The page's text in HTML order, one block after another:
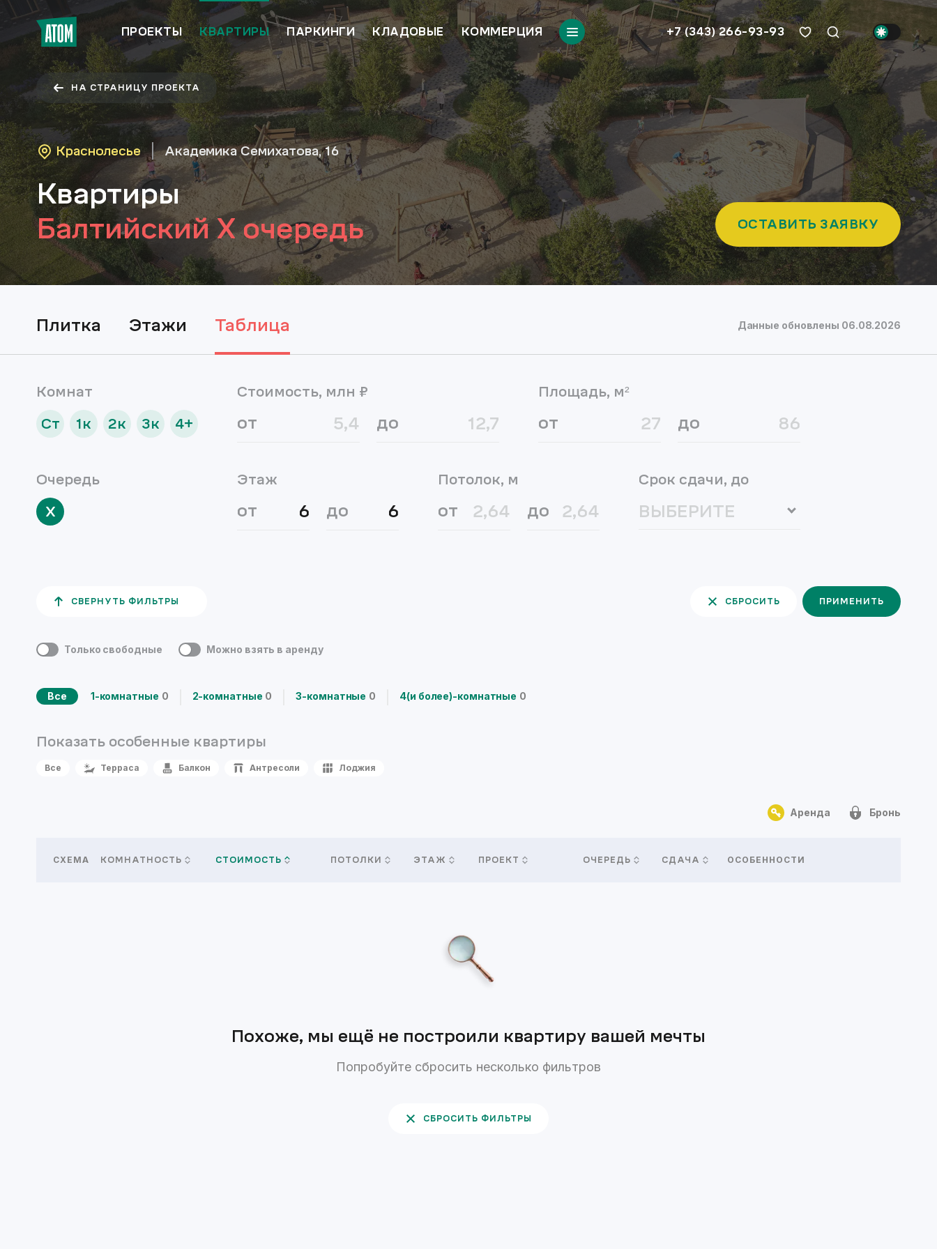
ПРОЕКТЫ КВАРТИРЫ ПАРКИНГИ КЛАДОВЫЕ КОММЕРЦИЯ +7 (343) 266-93-93
НА СТРАНИЦУ ПРОЕКТА
Краснолесье Академика Семихатова, 16
Квартиры
Балтийский X очередь
ОСТАВИТЬ ЗАЯВКУ
плитка этажи таблица Данные обновлены 06.08.2026
Комнат
Ст
1к 2к 3к 4+
Стоимость, млн ₽
от до
Площадь, м²
от до
Очередь
X
Этаж
от до
Потолок, м
от до
Срок сдачи, до
СВЕРНУТЬ ФИЛЬТРЫ СБРОСИТЬ ПРИМЕНИТЬ
Только свободные Можно взять в аренду
Все 1-комнатные 0 2-комнатные 0 3-комнатные 0 4(и более)-комнатные 0
Показать особенные квартиры
Все Терраса Балкон Антресоли Лоджия
Аренда Бронь
СХЕМА КОМНАТНОСТЬ СТОИМОСТЬ ПОТОЛКИ ЭТАЖ ПРОЕКТ ОЧЕРЕДЬ СДАЧА ОСОБЕННОСТИ
Похоже, мы ещё не построили квартиру вашей мечты
Попробуйте сбросить несколько фильтров
СБРОСИТЬ ФИЛЬТРЫ